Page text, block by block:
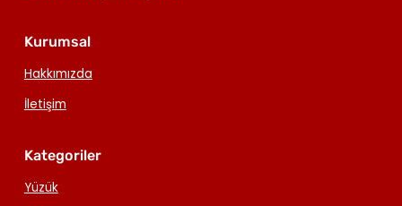
Kurumsal
Hakkımızda
İletişim
Kategoriler
Yüzük